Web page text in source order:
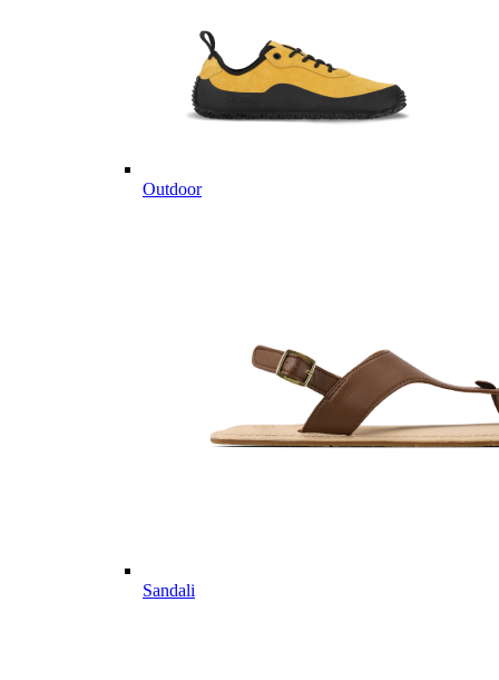
Outdoor
Sandali